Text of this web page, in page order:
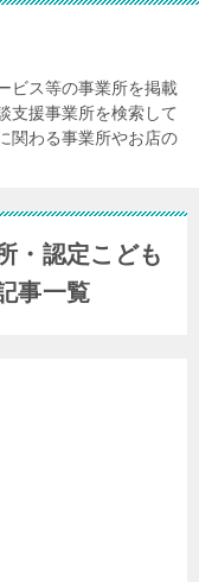
ビス等の事業所を掲載
支援事業所を検索して
関わる事業所やお店の
・認定こども
事一覧